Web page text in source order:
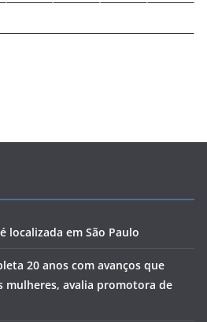
localizada em São Paulo
20 anos com avanços que
mulheres, avalia promotora de